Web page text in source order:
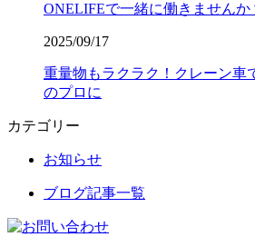
ONELIFEで一緒に働きませんか
2025/09/17
重量物もラクラク！クレーン車
のプロに
カテゴリー
お知らせ
ブログ記事一覧